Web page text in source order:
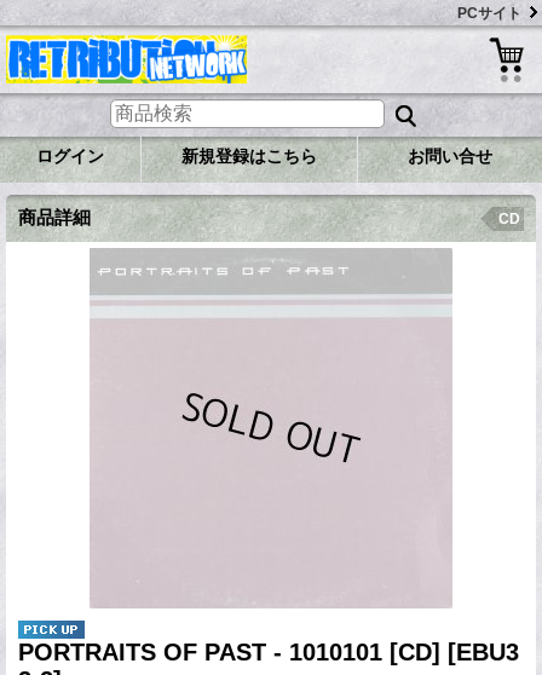
PCサイト
ログイン 新規登録はこちら お問い合せ
商品詳細 CD
PORTRAITS OF PAST - 1010101 [CD] [EBU3